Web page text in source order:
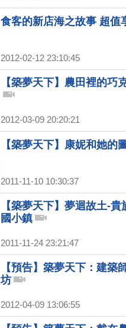
食客的新店海之故事 超值
2012-02-12 23:10:45
【築夢天下】農田裡的巧
2012-03-09 20:20:21
【築夢天下】康妮和她的
2011-11-10 10:30:37
【築夢天下】夢迴故土-
國小鎮
2011-11-24 23:21:47
【預告】築夢天下：建築
坊
2012-04-09 13:06:55